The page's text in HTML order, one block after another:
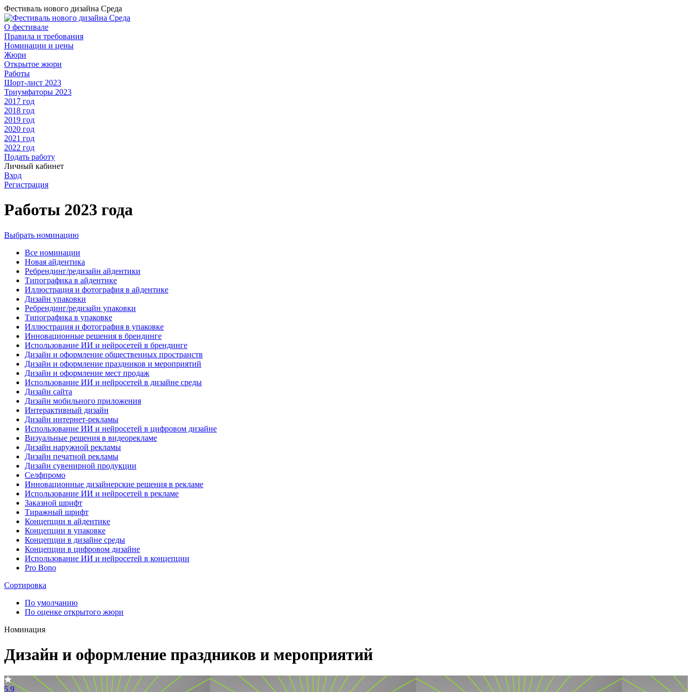
Фестиваль нового дизайна Среда
О фестивале
Правила и требования
Номинации и цены
Жюри
Открытое жюри
Работы
Шорт-лист 2023
Триумфаторы 2023
2017 год
2018 год
2019 год
2020 год
2021 год
2022 год
Подать работу
Личный кабинет
Вход
Регистрация
Работы 2023 года
Выбрать номинацию
Все номинации
Новая айдентика
Ребрендинг/редизайн айдентики
Типографика в айдентике
Иллюстрация и фотография в айдентике
Дизайн упаковки
Ребрендинг/редизайн упаковки
Типографика в упаковке
Иллюстрация и фотография в упаковке
Инновационные решения в брендинге
Использование ИИ и нейросетей в брендинге
Дизайн и оформление общественных пространств
Дизайн и оформление праздников и мероприятий
Дизайн и оформление мест продаж
Использование ИИ и нейросетей в дизайне среды
Дизайн сайта
Дизайн мобильного приложения
Интерактивный дизайн
Дизайн интернет-рекламы
Использование ИИ и нейросетей в цифровом дизайне
Визуальные решения в видеорекламе
Дизайн наружной рекламы
Дизайн печатной рекламы
Дизайн сувенирной продукции
Селфпромо
Инновационные дизайнерские решения в рекламе
Использование ИИ и нейросетей в рекламе
Заказной шрифт
Тиражный шрифт
Концепции в айдентике
Концепции в упаковке
Концепции в дизайне среды
Концепции в цифровом дизайне
Использование ИИ и нейросетей в концепции
Pro Bono
Сортировка
По умолчанию
По оценке открытого жюри
Номинация
Дизайн и оформление праздников и мероприятий
5.9